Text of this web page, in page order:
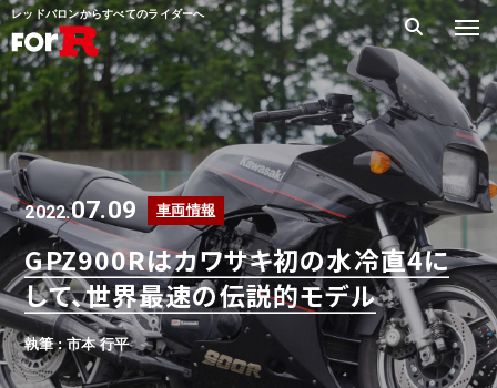
レッドバロンからすべてのライダーへ
2022.07.09 車両情報
GPZ900Rはカワサキ初の水冷直4に
して、世界最速の伝説的モデル
執筆 : 市本 行平